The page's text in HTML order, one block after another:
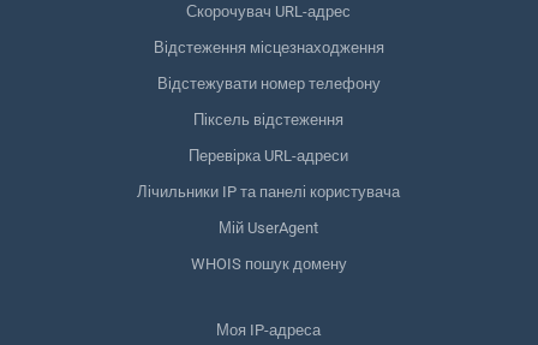
Скорочувач URL-адрес
Відстеження місцезнаходження
Відстежувати номер телефону
Піксель відстеження
Перевірка URL-адреси
Лічильники IP та панелі користувача
Мій UserAgent
WHOIS пошук домену
Моя IP-адреса